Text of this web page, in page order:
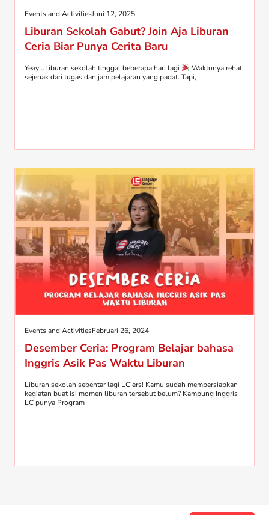
Events and ActivitiesJuni 12, 2025
Liburan Sekolah Gabut? Join Aja Liburan
Ceria Biar Punya Cerita Baru
Yeay .. liburan sekolah tinggal beberapa hari lagi
Waktunya rehat
sejenak dari tugas dan jam pelajaran yang padat. Tapi,
Events and ActivitiesFebruari 26, 2024
Desember Ceria: Program Belajar bahasa
Inggris Asik Pas Waktu Liburan
Liburan sekolah sebentar lagi LC’ers! Kamu sudah mempersiapkan
kegiatan buat isi momen liburan tersebut belum? Kampung Inggris
LC punya Program